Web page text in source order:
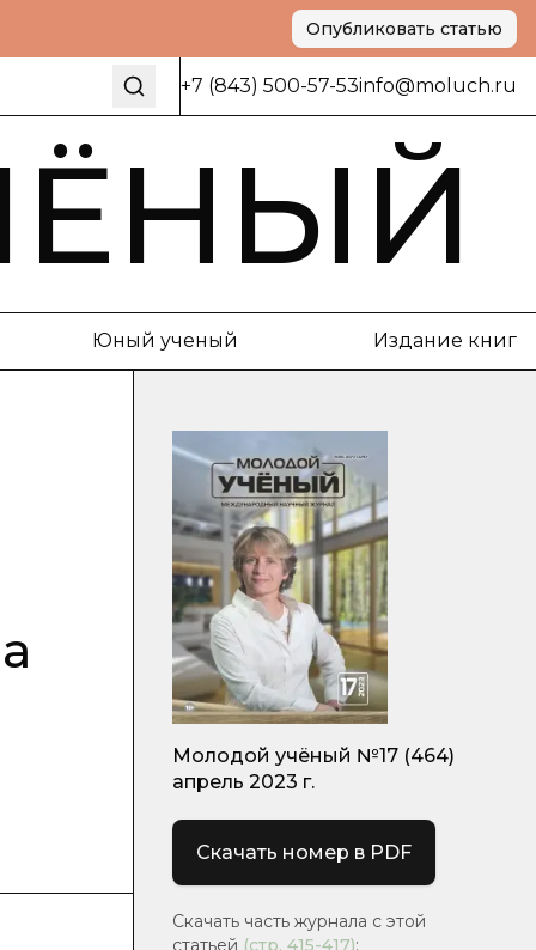
Опубликовать статью
+7 (843) 500-57-53info@moluch.ru
Юный ученый Издание книг
Молодой учёный №17 (464)
апрель 2023 г.
Скачать номер в PDF
Скачать часть журнала с этой
статьей (стр. 415-417):